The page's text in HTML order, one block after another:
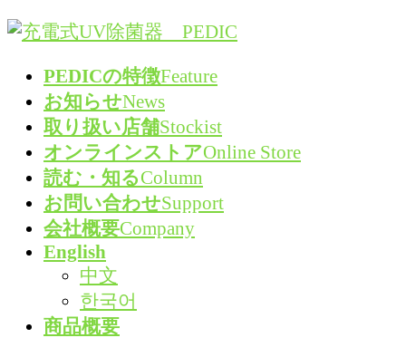
コ
ナ
PEDICの特徴Feature
お知らせNews
取り扱い店舗Stockist
オンラインストアOnline Store
読む・知るColumn
お問い合わせSupport
会社概要Company
English
中文
한국어
商品概要